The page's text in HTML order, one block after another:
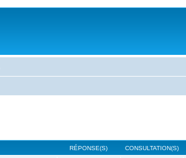
RÉPONSE(S) CONSULTATION(S)